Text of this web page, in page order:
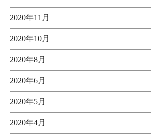
2020年11月
2020年10月
2020年8月
2020年6月
2020年5月
2020年4月